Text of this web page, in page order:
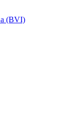
(BVI)